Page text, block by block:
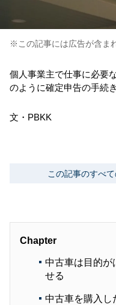
※この記事には広告が含ま
個人事業主で仕事に必要
のように確定申告の手続
文・PBKK
この記事のすべ
Chapter
中古車は目的が
せる
中古車を購入し